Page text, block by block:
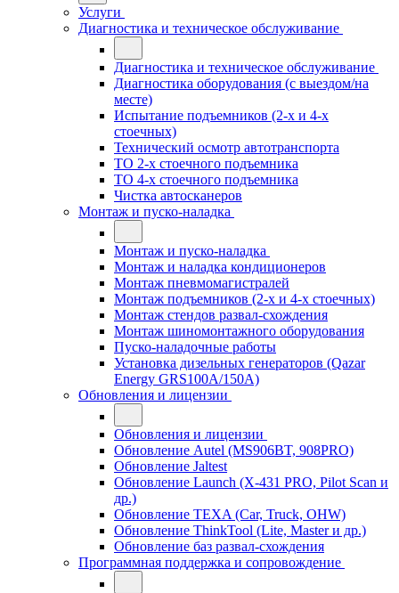
Услуги
Диагностика и техническое обслуживание
Диагностика и техническое обслуживание
Диагностика оборудования (с выездом/на
месте)
Испытание подъемников (2-х и 4-х
стоечных)
Технический осмотр автотранспорта
ТО 2-х стоечного подъемника
ТО 4-х стоечного подъемника
Чистка автосканеров
Монтаж и пуско-наладка
Монтаж и пуско-наладка
Монтаж и наладка кондиционеров
Монтаж пневмомагистралей
Монтаж подъемников (2-х и 4-х стоечных)
Монтаж стендов развал-схождения
Монтаж шиномонтажного оборудования
Пуско-наладочные работы
Установка дизельных генераторов (Qazar
Energy GRS100A/150A)
Обновления и лицензии
Обновления и лицензии
Обновление Autel (MS906BT, 908PRO)
Обновление Jaltest
Обновление Launch (X-431 PRO, Pilot Scan и
др.)
Обновление TEXA (Car, Truck, OHW)
Обновление ThinkTool (Lite, Master и др.)
Обновление баз развал-схождения
Программная поддержка и сопровождение